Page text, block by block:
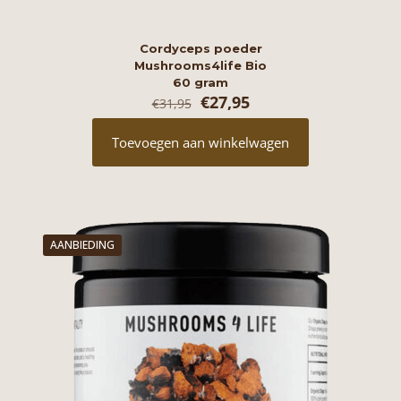
Cordyceps poeder
Mushrooms4life Bio
60 gram
€31,95 Oorspronkelijke
prijs
was:
€31,95.
€27,95Huidige
prijs
is:
€27,95.
Toevoegen aan winkelwagen
AANBIEDING